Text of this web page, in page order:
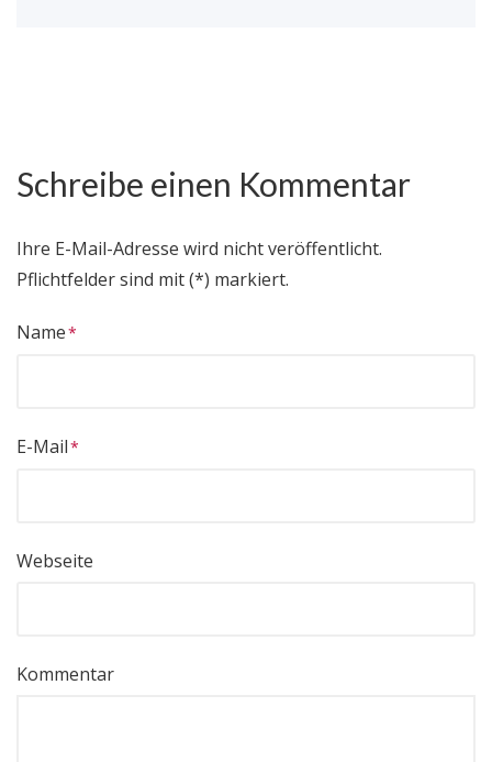
Schreibe einen Kommentar
Ihre E-Mail-Adresse wird nicht veröffentlicht.
Pflichtfelder sind mit (*) markiert.
Name
E-Mail
Webseite
Kommentar